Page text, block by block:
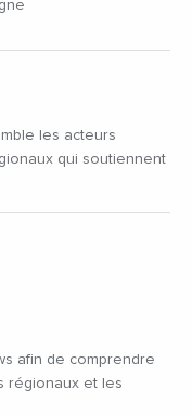
afin de comprendre
régionaux et les
les acteurs
qui soutiennent